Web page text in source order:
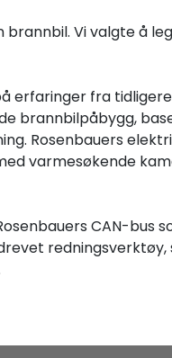
Vi valgte å
erfaringer fra
brannbilpåbygg,
Rosenbauers
varmesøkende
CAN-bus